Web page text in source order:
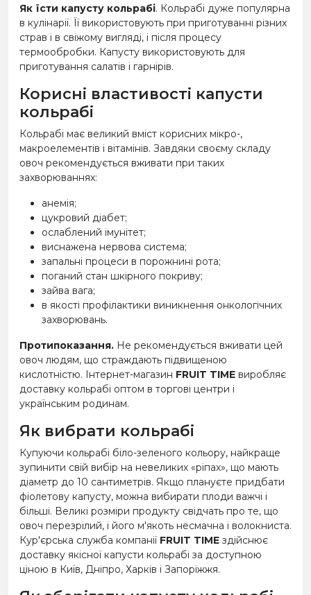
Як їсти капусту кольрабі. Кольрабі дуже популярна
в кулінарії. Її використовують при приготуванні різних
страв і в свіжому вигляді, і після процесу
термообробки. Капусту використовують для
приготування салатів і гарнірів.
Корисні властивості капусти
кольрабі
Кольрабі має великий вміст корисних мікро-,
макроелементів і вітамінів. Завдяки своєму складу
овоч рекомендується вживати при таких
захворюваннях:
анемія;
цукровий діабет;
ослаблений імунітет;
виснажена нервова система;
запальні процеси в порожнині рота;
поганий стан шкірного покриву;
зайва вага;
в якості профілактики виникнення онкологічних
захворювань.
Протипоказання. Не рекомендується вживати цей
овоч людям, що страждають підвищеною
кислотністю. Інтернет-магазин FRUIT TIME виробляє
доставку кольрабі оптом в торгові центри і
українським родинам.
Як вибрати кольрабі
Купуючи кольрабі біло-зеленого кольору, найкраще
зупинити свій вибір на невеликих «ріпах», що мають
діаметр до 10 сантиметрів. Якщо плануєте придбати
фіолетову капусту, можна вибирати плоди важчі і
більші. Великі розміри продукту свідчать про те, що
овоч перезрілий, і його м'якоть несмачна і волокниста.
Кур'єрська служба компанії FRUIT TIME здійснює
доставку якісної капусти кольрабі за доступною
ціною в Київ, Дніпро, Харків і Запоріжжя.